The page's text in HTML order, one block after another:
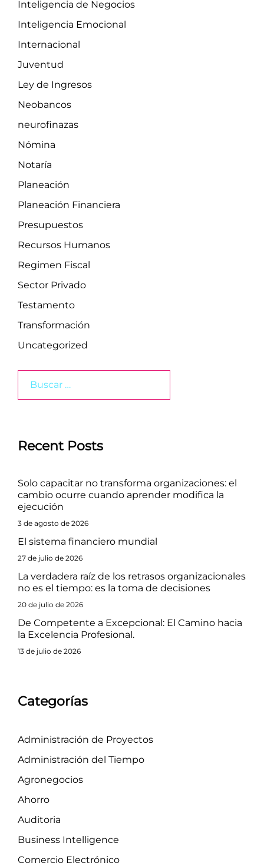
Inteligencia de Negocios
Inteligencia Emocional
Internacional
Juventud
Ley de Ingresos
Neobancos
neurofinazas
Nómina
Notaría
Planeación
Planeación Financiera
Presupuestos
Recursos Humanos
Regimen Fiscal
Sector Privado
Testamento
Transformación
Uncategorized
Recent Posts
Solo capacitar no transforma organizaciones: el
cambio ocurre cuando aprender modifica la
ejecución
3 de agosto de 2026
El sistema financiero mundial
27 de julio de 2026
La verdadera raíz de los retrasos organizacionales
no es el tiempo: es la toma de decisiones
20 de julio de 2026
De Competente a Excepcional: El Camino hacia
la Excelencia Profesional.
13 de julio de 2026
Categorías
Administración de Proyectos
Administración del Tiempo
Agronegocios
Ahorro
Auditoria
Business Intelligence
Comercio Electrónico